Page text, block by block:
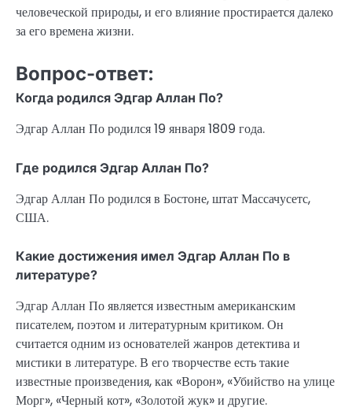
человеческой природы, и его влияние простирается далеко
за его времена жизни.
Вопрос-ответ:
Когда родился Эдгар Аллан По?
Эдгар Аллан По родился 19 января 1809 года.
Где родился Эдгар Аллан По?
Эдгар Аллан По родился в Бостоне, штат Массачусетс,
США.
Какие достижения имел Эдгар Аллан По в
литературе?
Эдгар Аллан По является известным американским
писателем, поэтом и литературным критиком. Он
считается одним из основателей жанров детектива и
мистики в литературе. В его творчестве есть такие
известные произведения, как «Ворон», «Убийство на улице
Морг», «Черный кот», «Золотой жук» и другие.